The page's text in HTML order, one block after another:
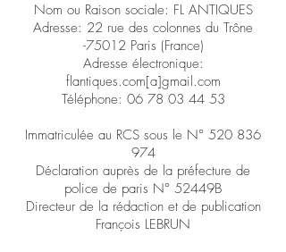
Nom ou Raison sociale: FL ANTIQUES
Adresse: 22 rue des colonnes du Trône
-75012 Paris (France)
Adresse électronique:
flantiques.com[a]gmail.com
Téléphone: 06 78 03 44 53
Immatriculée au RCS sous le N° 520 836
974
Déclaration auprès de la préfecture de
police de paris N° 52449B
Directeur de la rédaction et de publication
François LEBRUN